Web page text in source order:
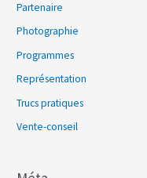
Partenaire
Photographie
Programmes
Représentation
Trucs pratiques
Vente-conseil